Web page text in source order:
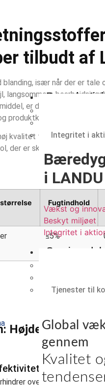
Vækst og
Integritet i
i LANDU
Vækst og
Beskyt miljøet
Integritet i
Tjenester til
Global
gennem
Kvalitet
tilbudt af
især når der er
langsommere
er designet til at
produktkvaliteten.
kvalitet for at optimere
der er skræddersyet til
Fugtindhold
≤5%
i
overløb, hvilket